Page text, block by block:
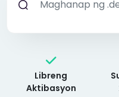
Libreng
Aktibasyon